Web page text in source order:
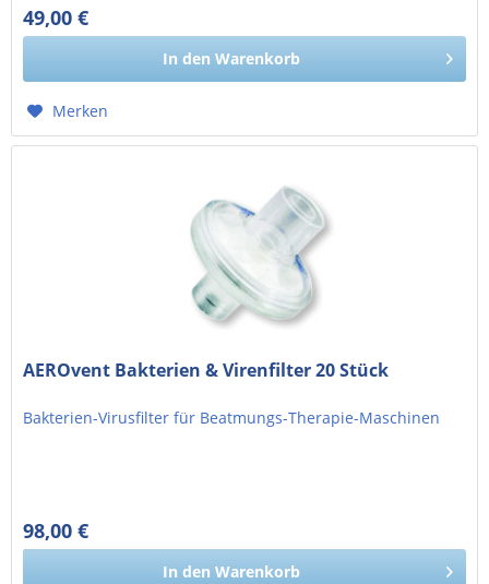
49,00 €
41,18 € exkl. MwSt.
In den Warenkorb
Merken
AEROvent Bakterien & Virenfilter 20 Stück
Bakterien-Virusfilter für Beatmungs-Therapie-Maschinen
98,00 €
82,35 € exkl. MwSt.
In den Warenkorb